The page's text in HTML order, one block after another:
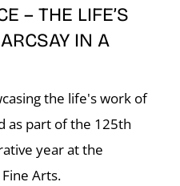
– THE LIFE’S
IN A
the life's work of
as part of the 125th
year at the
Arts.